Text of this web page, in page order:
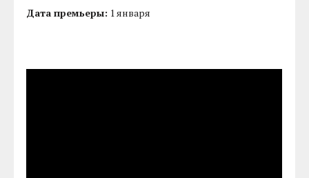
Дата премьеры: 1 января